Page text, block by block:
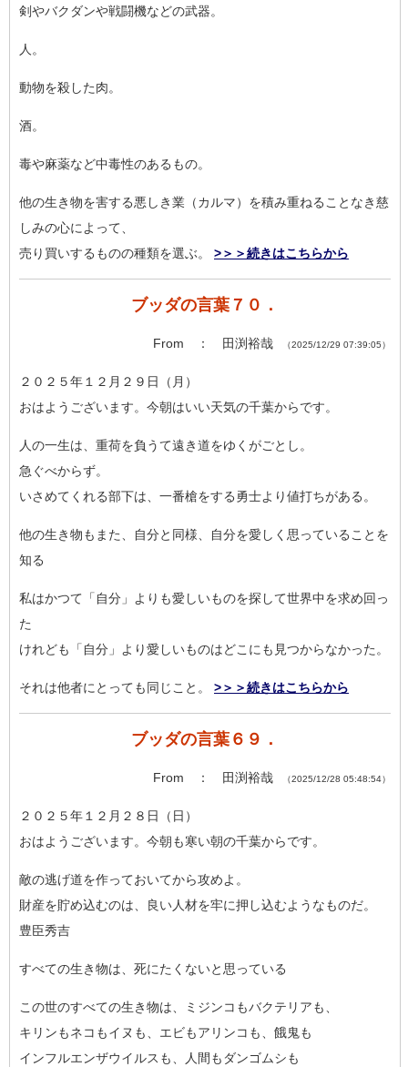
剣やバクダンや戦闘機などの武器。
人。
動物を殺した肉。
酒。
毒や麻薬など中毒性のあるもの。
他の生き物を害する悪しき業（カルマ）を積み重ねることなき慈
しみの心によって、
売り買いするものの種類を選ぶ。 >＞＞続きはこちらから
ブッダの言葉７０．
From ： 田渕裕哉 （2025/12/29 07:39:05）
２０２５年１２月２９日（月）
おはようございます。今朝はいい天気の千葉からです。
人の一生は、重荷を負うて遠き道をゆくがごとし。
急ぐべからず。
いさめてくれる部下は、一番槍をする勇士より値打ちがある。
他の生き物もまた、自分と同様、自分を愛しく思っていることを
知る
私はかつて「自分」よりも愛しいものを探して世界中を求め回っ
た
けれども「自分」より愛しいものはどこにも見つからなかった。
それは他者にとっても同じこと。 >＞＞続きはこちらから
ブッダの言葉６９．
From ： 田渕裕哉 （2025/12/28 05:48:54）
２０２５年１２月２８日（日）
おはようございます。今朝も寒い朝の千葉からです。
敵の逃げ道を作っておいてから攻めよ。
財産を貯め込むのは、良い人材を牢に押し込むようなものだ。
豊臣秀吉
すべての生き物は、死にたくないと思っている
この世のすべての生き物は、ミジンコもバクテリアも、
キリンもネコもイヌも、エビもアリンコも、餓鬼も
インフルエンザウイルスも、人間もダンゴムシも